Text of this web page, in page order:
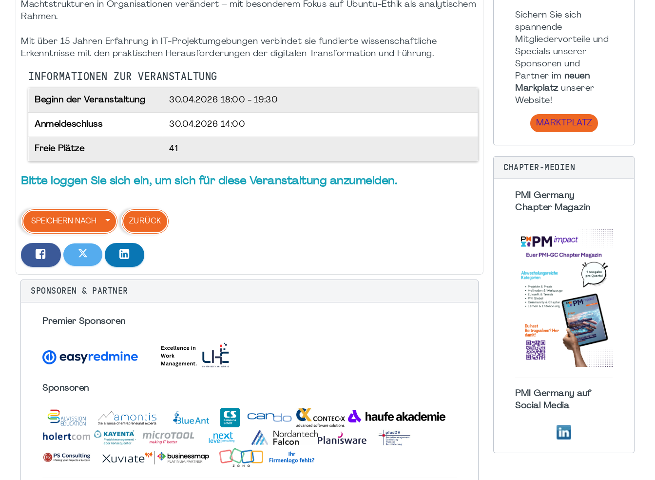
Machtstrukturen in Organisationen verändert – mit besonderem Fokus auf Ubuntu-Ethik als analytischem
Rahmen.
Mit über 15 Jahren Erfahrung in IT-Projektumgebungen verbindet sie fundierte wissenschaftliche
Erkenntnisse mit den praktischen Herausforderungen der digitalen Transformation und Führung.
INFORMATIONEN ZUR VERANSTALTUNG
Beginn der Veranstaltung 30.04.2026 18:00 - 19:30
Anmeldeschluss 30.04.2026 14:00
Freie Plätze 41
Bitte loggen Sie sich ein, um sich für diese Veranstaltung anzumelden.
SPEICHERN NACH ZURÜCK
SPONSOREN & PARTNER
Premier Sponsoren
Sponsoren
Sichern Sie sich
spannende
Mitgliedervorteile und
Specials unserer
Sponsoren und
Partner im neuen
Markplatzunserer
Website!
MARKTPLATZ
CHAPTER-MEDIEN
PMI Germany
Chapter Magazin
PMI Germany auf
Social Media